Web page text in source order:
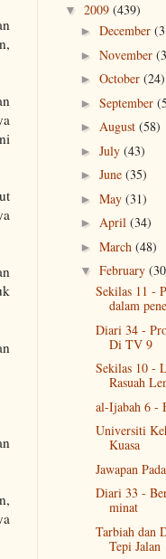
▼ 2009 (439)
► December
► November
► October (24)
► September
► August (58)
► July (43)
► June (35)
► May (31)
► April (34)
► March (48)
▼ February
Sekilas 11 -
dalam
Diari 34 -
Di TV 9
Sekilas 10 -
Rasuah
al-Ijabah 6 -
Universiti
Kuasa
Jawapan
Diari 33 -
minat
Tarbiah dan
Tepi Jalan